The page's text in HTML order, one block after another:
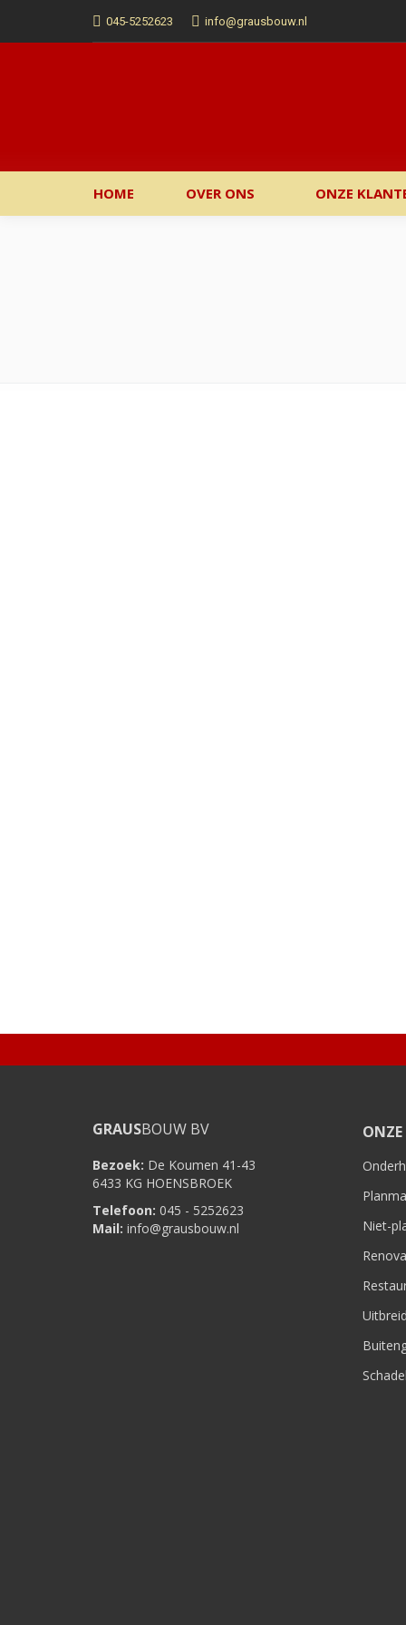
045-5252623 info@grausbouw.nl
HOME OVER ONS ONZE
GRAUSBOUW BV
Bezoek: De Koumen 41-43
6433 KG HOENSBROEK
Telefoon: 045 - 5252623
Mail: info@grausbouw.nl
Niet-